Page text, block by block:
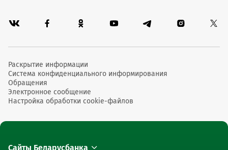
Раскрытие информации
Система конфиденциального информирования
Обращения
Электронное сообщение
Настройка обработки cookie-файлов
Сайты Беларусбанка